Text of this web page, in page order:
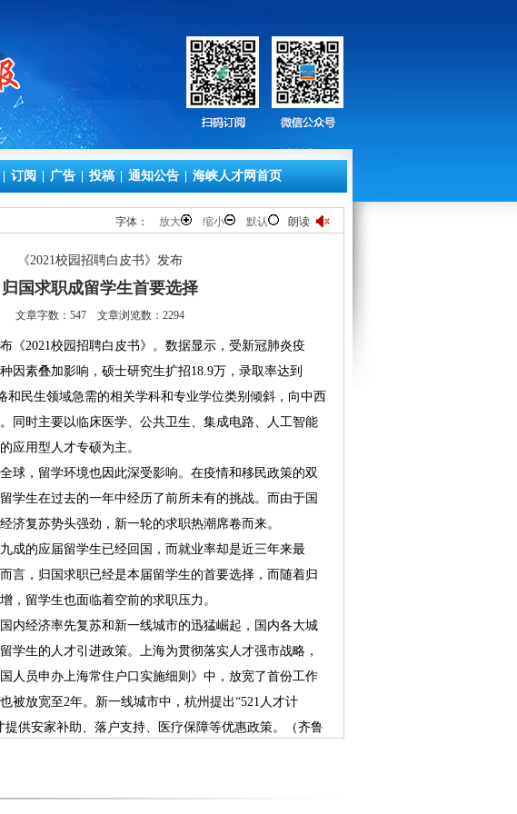
订阅 广告 投稿 通知公告 海峡人才网首页
字体： 放大 缩小 默认 朗读
《2021校园招聘白皮书》发布
归国求职成留学生首要选择
文章字数：547 文章浏览数：2294
2021校园招聘白皮书》。数据显示，受新冠肺炎疫
因素叠加影响，硕士研究生扩招18.9万，录取率达到
和民生领域急需的相关学科和专业学位类别倾斜，向中西
同时主要以临床医学、公共卫生、集成电路、人工智能
应用型人才专硕为主。
，留学环境也因此深受影响。在疫情和移民政策的双
学生在过去的一年中经历了前所未有的挑战。而由于国
济复苏势头强劲，新一轮的求职热潮席卷而来。
的应届留学生已经回国，而就业率却是近三年来最
言，归国求职已经是本届留学生的首要选择，而随着归
，留学生也面临着空前的求职压力。
经济率先复苏和新一线城市的迅猛崛起，国内各大城
学生的人才引进政策。上海为贯彻落实人才强市战略，
人员申办上海常住户口实施细则》中，放宽了首份工作
被放宽至2年。新一线城市中，杭州提出“521人才计
提供安家补助、落户支持、医疗保障等优惠政策。（齐鲁